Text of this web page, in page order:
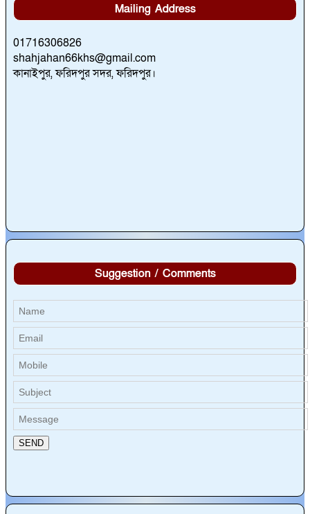
Mailing Address
01716306826
shahjahan66khs@gmail.com
কানাইপুর, ফরিদপুর সদর, ফরিদপুর।
Suggestion / Comments